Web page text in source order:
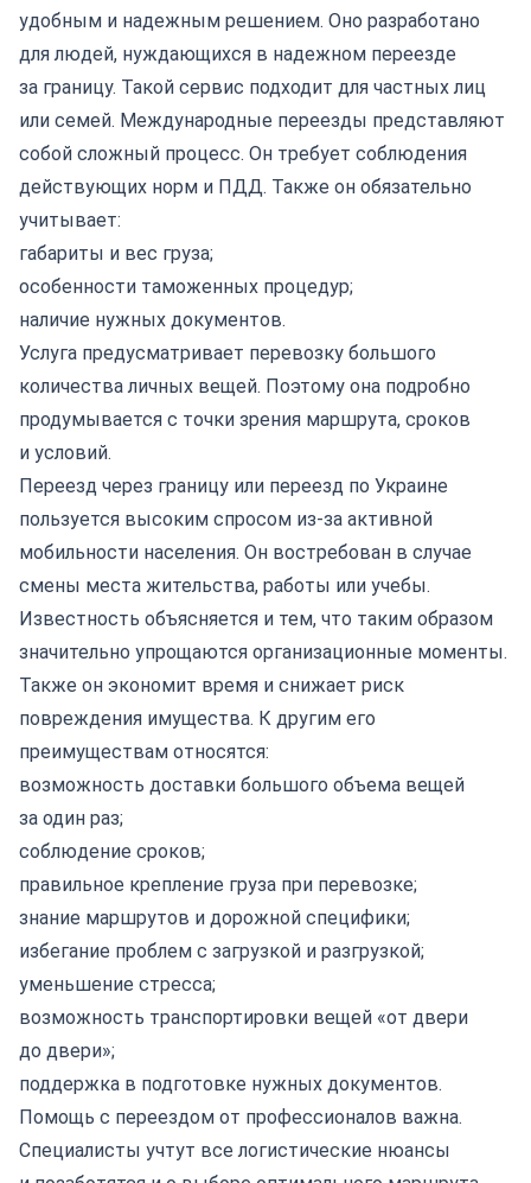
удобным и надежным решением. Оно разработано
для людей, нуждающихся в надежном переезде
за границу. Такой сервис подходит для частных лиц
или семей. Международные переезды представляют
собой сложный процесс. Он требует соблюдения
действующих норм и ПДД. Также он обязательно
учитывает:
габариты и вес груза;
особенности таможенных процедур;
наличие нужных документов.
Услуга предусматривает перевозку большого
количества личных вещей. Поэтому она подробно
продумывается с точки зрения маршрута, сроков
и условий.
Переезд через границу или переезд по Украине
пользуется высоким спросом из-за активной
мобильности населения. Он востребован в случае
смены места жительства, работы или учебы.
Известность объясняется и тем, что таким образом
значительно упрощаются организационные моменты.
Также он экономит время и снижает риск
повреждения имущества. К другим его
преимуществам относятся:
возможность доставки большого объема вещей
за один раз;
соблюдение сроков;
правильное крепление груза при перевозке;
знание маршрутов и дорожной специфики;
избегание проблем с загрузкой и разгрузкой;
уменьшение стресса;
возможность транспортировки вещей «от двери
до двери»;
поддержка в подготовке нужных документов.
Помощь с переездом от профессионалов важна.
Специалисты учтут все логистические нюансы